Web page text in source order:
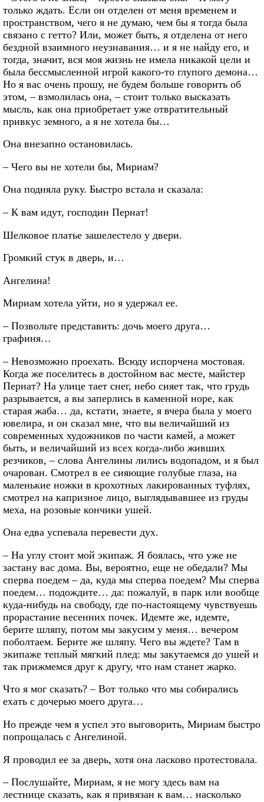
только ждать. Если он отделен от меня временем и
пространством, чего я не думаю, чем бы я тогда была
связано с гетто? Или, может быть, я отделена от него
бездной взаимного неузнавания… и я не найду его, и
тогда, значит, вся моя жизнь не имела никакой цели и
была бессмысленной игрой какого-то глупого демона…
Но я вас очень прошу, не будем больше говорить об
этом, – взмолилась она, – стоит только высказать
мысль, как она приобретает уже отвратительный
привкус земного, а я не хотела бы…
Она внезапно остановилась.
– Чего вы не хотели бы, Мириам?
Она подняла руку. Быстро встала и сказала:
– К вам идут, господин Пернат!
Шелковое платье зашелестело у двери.
Громкий стук в дверь, и…
Ангелина!
Мириам хотела уйти, но я удержал ее.
– Позвольте представить: дочь моего друга…
графиня…
– Невозможно проехать. Всюду испорчена мостовая.
Когда же поселитесь в достойном вас месте, майстер
Пернат? На улице тает снег, небо сияет так, что грудь
разрывается, а вы заперлись в каменной норе, как
старая жаба… да, кстати, знаете, я вчера была у моего
ювелира, и он сказал мне, что вы величайший из
современных художников по части камей, а может
быть, и величайший из всех когда-либо живших
резчиков, – слова Ангелины лились водопадом, и я был
очарован. Смотрел в ее сияющие голубые глаза, на
маленькие ножки в крохотных лакированных туфлях,
смотрел на капризное лицо, выглядывавшее из груды
меха, на розовые кончики ушей.
Она едва успевала перевести дух.
– На углу стоит мой экипаж. Я боялась, что уже не
застану вас дома. Вы, вероятно, еще не обедали? Мы
сперва поедем – да, куда мы сперва поедем? Мы сперва
поедем… подождите… да: пожалуй, в парк или вообще
куда-нибудь на свободу, где по-настоящему чувствуешь
прорастание весенних почек. Идемте же, идемте,
берите шляпу, потом мы закусим у меня… вечером
поболтаем. Берите же шляпу. Чего вы ждете? Там в
экипаже теплый мягкий плед: мы закутаемся до ушей и
так прижмемся друг к другу, что нам станет жарко.
Что я мог сказать? – Вот только что мы собирались
ехать с дочерью моего друга…
Но прежде чем я успел это выговорить, Мириам быстро
попрощалась с Ангелиной.
Я проводил ее за дверь, хотя она ласково протестовала.
– Послушайте, Мириам, я не могу здесь вам на
лестнице сказать, как я привязан к вам… насколько